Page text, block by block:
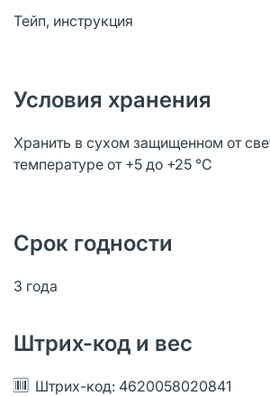
Тейп, инструкция
Условия хранения
Хранить в сухом защищенном от
температуре от +5 до +25 °C
Срок годности
3 года
Штрих-код и вес
Штрих-код: 4620058020841